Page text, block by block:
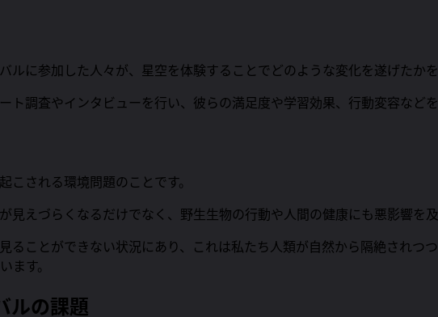
ルに参加した人々が、星空を体験することでどのような変化を遂げたか
ト調査やインタビューを行い、彼らの満足度や学習効果、行動変容などを
される環境問題のことです。
見えづらくなるだけでなく、野生生物の行動や人間の健康にも悪影響を及
ることができない状況にあり、これは私たち人類が自然から隔絶されつ
ます。
ルの課題